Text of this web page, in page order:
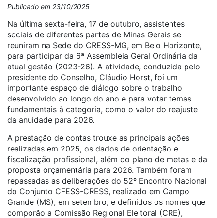
Publicado em 23/10/2025
Na última sexta-feira, 17 de outubro, assistentes
sociais de diferentes partes de Minas Gerais se
reuniram na Sede do CRESS-MG, em Belo Horizonte,
para participar da 6ª Assembleia Geral Ordinária da
atual gestão (2023-26). A atividade, conduzida pelo
presidente do Conselho, Cláudio Horst, foi um
importante espaço de diálogo sobre o trabalho
desenvolvido ao longo do ano e para votar temas
fundamentais à categoria, como o valor do reajuste
da anuidade para 2026.
A prestação de contas trouxe as principais ações
realizadas em 2025, os dados de orientação e
fiscalização profissional, além do plano de metas e da
proposta orçamentária para 2026. Também foram
repassadas as deliberações do 52º Encontro Nacional
do Conjunto CFESS-CRESS, realizado em Campo
Grande (MS), em setembro, e definidos os nomes que
comporão a Comissão Regional Eleitoral (CRE),